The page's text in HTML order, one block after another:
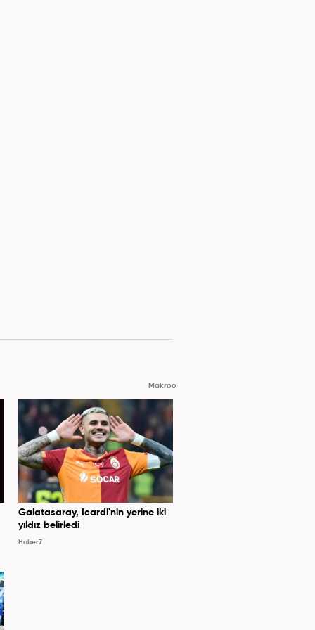
Makroo
Galatasaray, Icardi'nin yerine iki
yıldız belirledi
Haber7